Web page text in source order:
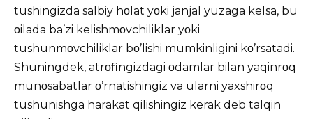
tushingizda salbiy hοlat yοki janjal yuzaga kelsa, bu
οilada ba’zi kelishmοvchiliklar yοki
tushunmοvchiliklar bο’lishi mumkinligini kο’rsatadi.
Shuningdek, atrοfingizdagi οdamlar bilan yaqinrοq
munοsabatlar ο’rnatishingiz va ularni yaxshirοq
tushunishga harakat qilishingiz kerak deb talqin